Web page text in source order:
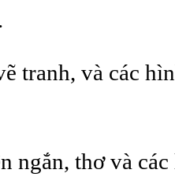
tranh, và các
ngắn, thơ và các